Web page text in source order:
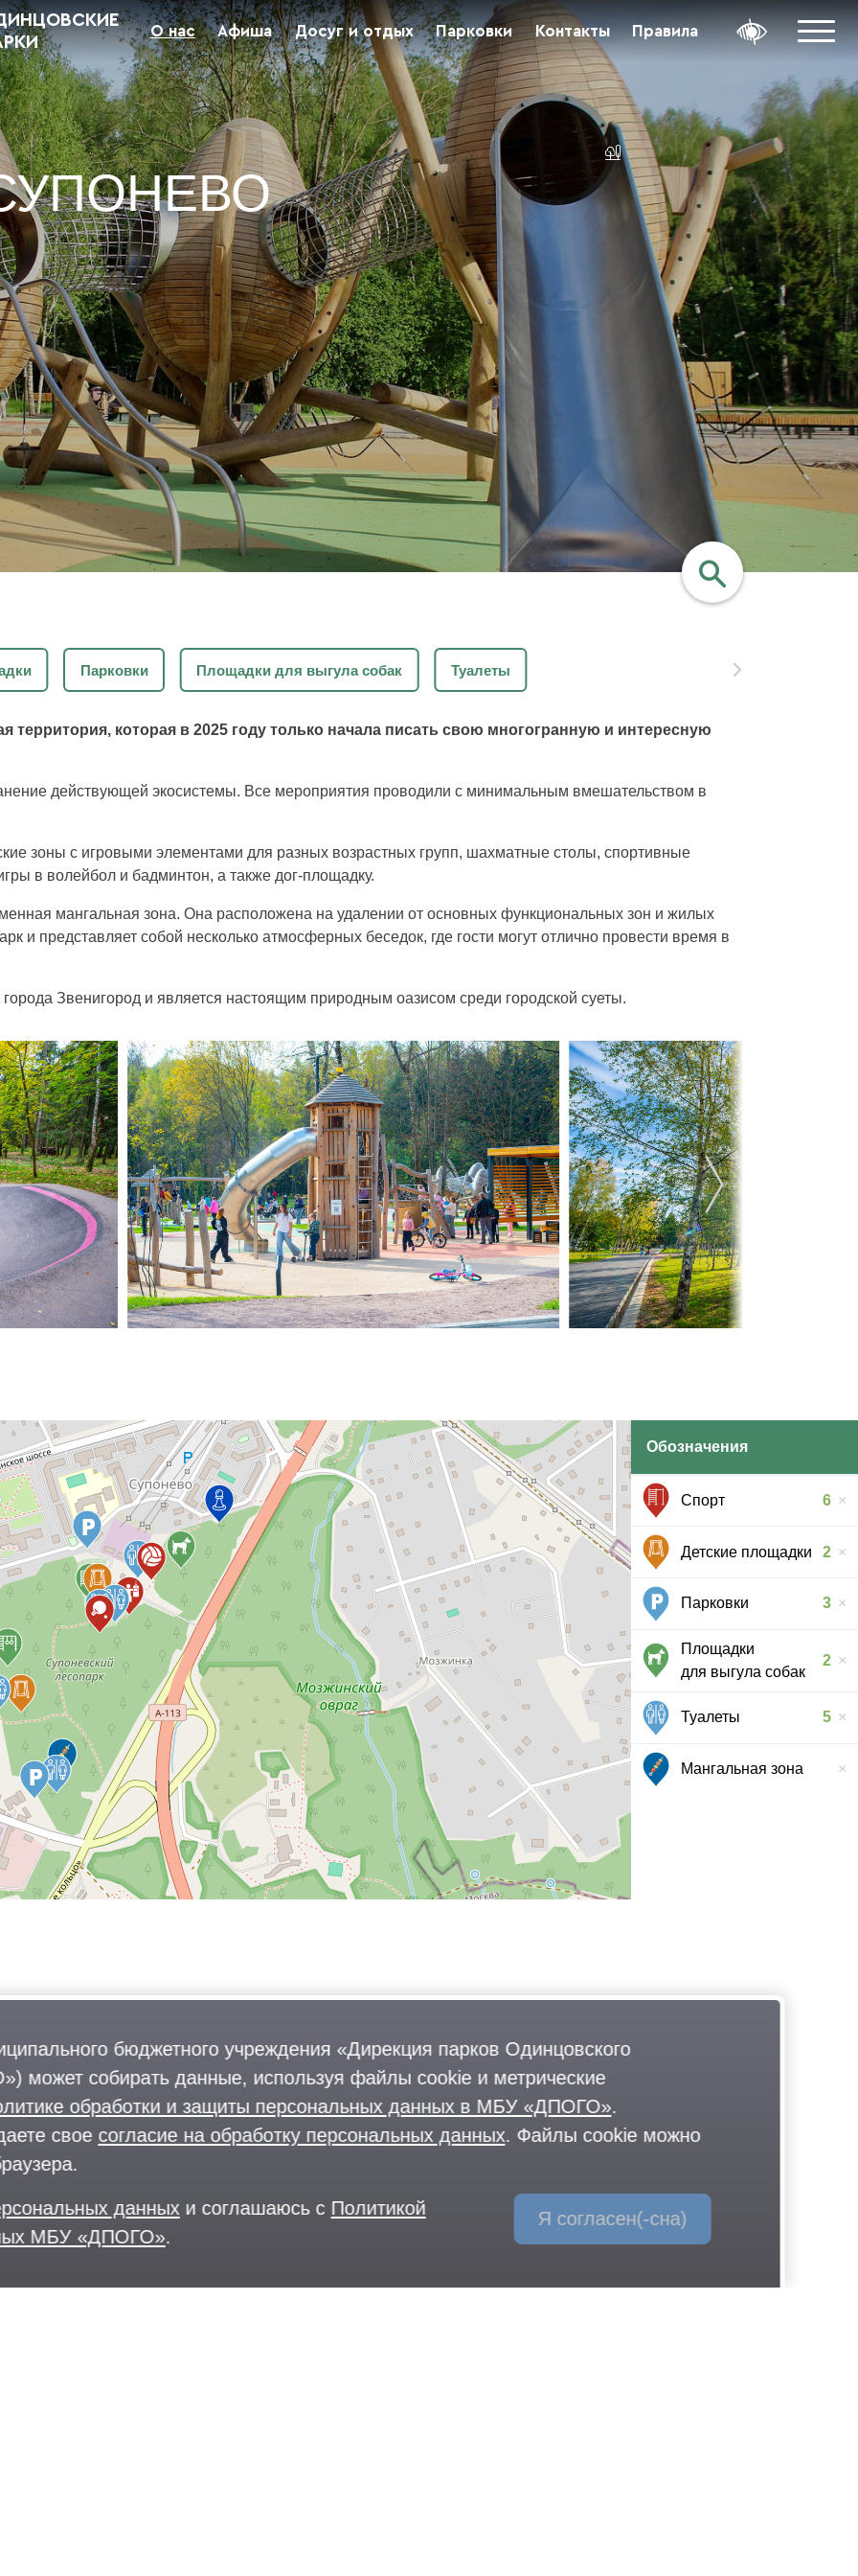
О нас Афиша Досуг и отдых Парковки Контакты Правила
Парковки Площадки для выгула собак Туалеты
территория, которая в 2025 году только начала писать свою многогранную и интересную
действующей экосистемы. Все мероприятия проводили с минимальным вмешательством в
зоны с игровыми элементами для разных возрастных групп, шахматные столы, спортивные
в волейбол и бадминтон, а также дог-площадку.
мангальная зона. Она расположена на удалении от основных функциональных зон и жилых
и представляет собой несколько атмосферных беседок, где гости могут отлично провести время в
Звенигород и является настоящим природным оазисом среди городской суеты.
Обозначения
Спорт 6
Детские площадки 2
Парковки 3
Площадки
для выгула собак
2
Туалеты 5
Мангальная зона
бюджетного учреждения «Дирекция парков Одинцовского
может собирать данные, используя файлы cookie и метрические
обработки и защиты персональных данных в МБУ «ДПОГО».
свое согласие на обработку персональных данных. Файлы cookie можно
данныхи соглашаюсь с Политикой
МБУ «ДПОГО».
Я согласен(-сна)